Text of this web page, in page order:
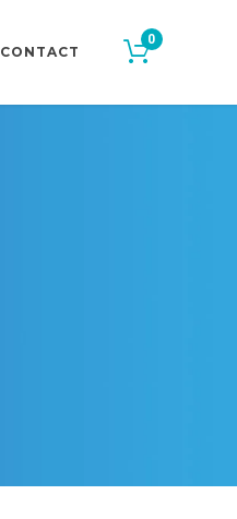
0
CONTACT